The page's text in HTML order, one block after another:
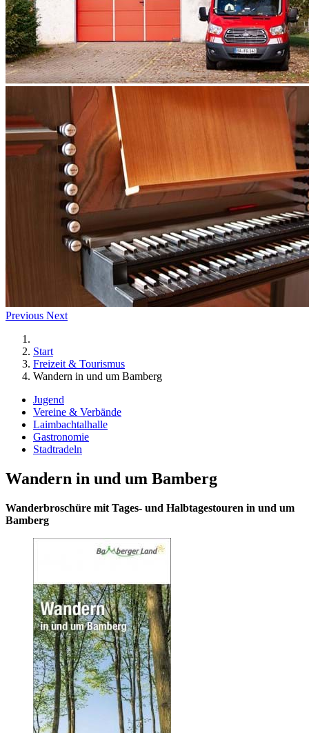
Previous Next
Start
Freizeit & Tourismus
Wandern in und um Bamberg
Jugend
Vereine & Verbände
Laimbachtalhalle
Gastronomie
Stadtradeln
Wandern in und um Bamberg
Wanderbroschüre mit Tages- und Halbtagestouren in und um
Bamberg